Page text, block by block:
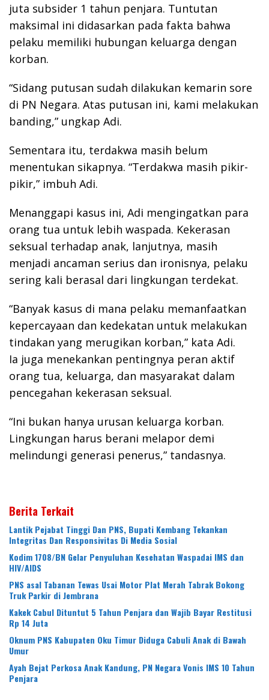
juta subsider 1 tahun penjara. Tuntutan
maksimal ini didasarkan pada fakta bahwa
pelaku memiliki hubungan keluarga dengan
korban.
“Sidang putusan sudah dilakukan kemarin sore
di PN Negara. Atas putusan ini, kami melakukan
banding,” ungkap Adi.
Sementara itu, terdakwa masih belum
menentukan sikapnya. “Terdakwa masih pikir-
pikir,” imbuh Adi.
Menanggapi kasus ini, Adi mengingatkan para
orang tua untuk lebih waspada. Kekerasan
seksual terhadap anak, lanjutnya, masih
menjadi ancaman serius dan ironisnya, pelaku
sering kali berasal dari lingkungan terdekat.
“Banyak kasus di mana pelaku memanfaatkan
kepercayaan dan kedekatan untuk melakukan
tindakan yang merugikan korban,” kata Adi.
Ia juga menekankan pentingnya peran aktif
orang tua, keluarga, dan masyarakat dalam
pencegahan kekerasan seksual.
“Ini bukan hanya urusan keluarga korban.
Lingkungan harus berani melapor demi
melindungi generasi penerus,” tandasnya.
Berita Terkait
Lantik Pejabat Tinggi Dan PNS, Bupati Kembang Tekankan
Integritas Dan Responsivitas Di Media Sosial
Kodim 1708/BN Gelar Penyuluhan Kesehatan Waspadai IMS dan
HIV/AIDS
PNS asal Tabanan Tewas Usai Motor Plat Merah Tabrak Bokong
Truk Parkir di Jembrana
Kakek Cabul Dituntut 5 Tahun Penjara dan Wajib Bayar Restitusi
Rp 14 Juta
Oknum PNS Kabupaten Oku Timur Diduga Cabuli Anak di Bawah
Umur
Ayah Bejat Perkosa Anak Kandung, PN Negara Vonis IMS 10 Tahun
Penjara